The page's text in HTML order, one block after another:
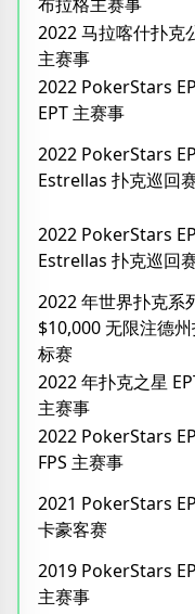
2022 马拉喀什扑克
主赛事
2022 PokerStars
EPT 主赛事
2022 PokerStars
Estrellas 扑克巡回
2022 PokerStars
Estrellas 扑克巡回
2022 年世界扑克系
$10,000 无限注德
标赛
2022 年扑克之星
主赛事
2022 PokerStars
FPS 主赛事
2021 PokerStars
卡豪客赛
2019 PokerStars
主赛事